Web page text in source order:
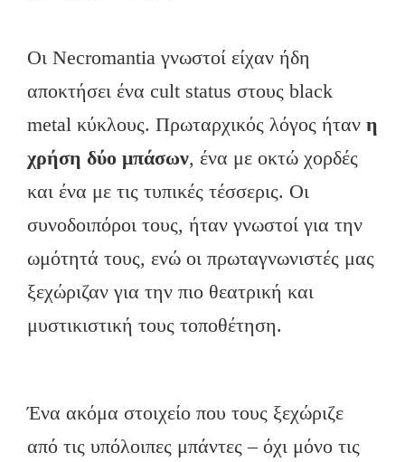
Οι Necromantia γνωστοί είχαν ήδη
αποκτήσει ένα cult status στους black
metal κύκλους. Πρωταρχικός λόγος ήταν η
χρήση δύο μπάσων, ένα με οκτώ χορδές
και ένα με τις τυπικές τέσσερις. Οι
συνοδοιπόροι τους, ήταν γνωστοί για την
ωμότητά τους, ενώ οι πρωταγνωνιστές μας
ξεχώριζαν για την πιο θεατρική και
μυστικιστική τους τοποθέτηση.
Ένα ακόμα στοιχείο που τους ξεχώριζε
από τις υπόλοιπες μπάντες – όχι μόνο τις